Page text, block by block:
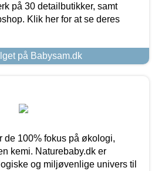
på 30 detailbutikker, samt
Klik her for at se deres
på Babysam.dk
de 100% fokus på økologi,
kemi. Naturebaby.dk er
og miljøvenlige univers til